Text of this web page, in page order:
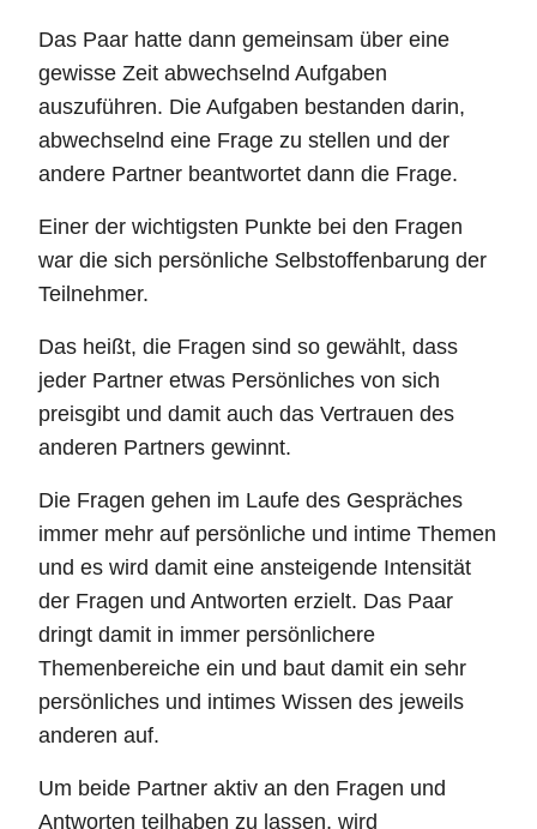
Das Paar hatte dann gemeinsam über eine
gewisse Zeit abwechselnd Aufgaben
auszuführen. Die Aufgaben bestanden darin,
abwechselnd eine Frage zu stellen und der
andere Partner beantwortet dann die Frage.
Einer der wichtigsten Punkte bei den Fragen
war die sich persönliche Selbstoffenbarung der
Teilnehmer.
Das heißt, die Fragen sind so gewählt, dass
jeder Partner etwas Persönliches von sich
preisgibt und damit auch das Vertrauen des
anderen Partners gewinnt.
Die Fragen gehen im Laufe des Gespräches
immer mehr auf persönliche und intime Themen
und es wird damit eine ansteigende Intensität
der Fragen und Antworten erzielt. Das Paar
dringt damit in immer persönlichere
Themenbereiche ein und baut damit ein sehr
persönliches und intimes Wissen des jeweils
anderen auf.
Um beide Partner aktiv an den Fragen und
Antworten teilhaben zu lassen, wird